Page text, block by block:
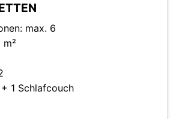
max. 6
1 Schlafcouch